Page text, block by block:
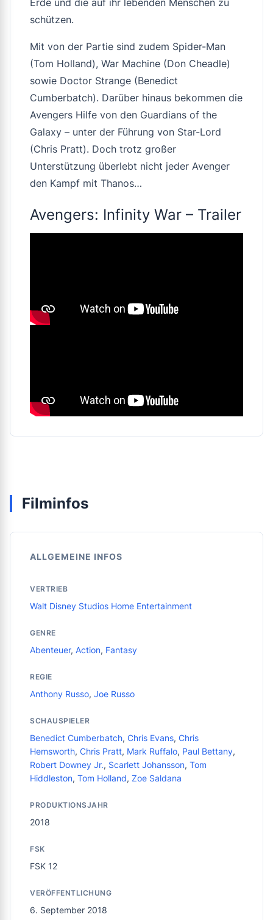
Erde und die auf ihr lebenden Menschen zu
schützen.
Mit von der Partie sind zudem Spider-Man
(Tom Holland), War Machine (Don Cheadle)
sowie Doctor Strange (Benedict
Cumberbatch). Darüber hinaus bekommen die
Avengers Hilfe von den Guardians of the
Galaxy – unter der Führung von Star-Lord
(Chris Pratt). Doch trotz großer
Unterstützung überlebt nicht jeder Avenger
den Kampf mit Thanos…
Avengers: Infinity War – Trailer
Filminfos
ALLGEMEINE INFOS
VERTRIEB
Walt Disney Studios Home Entertainment
GENRE
Abenteuer, Action, Fantasy
REGIE
Anthony Russo, Joe Russo
SCHAUSPIELER
Benedict Cumberbatch, Chris Evans, Chris
Hemsworth, Chris Pratt, Mark Ruffalo, Paul Bettany,
Robert Downey Jr., Scarlett Johansson, Tom
Hiddleston, Tom Holland, Zoe Saldana
PRODUKTIONSJAHR
2018
FSK
FSK 12
VERÖFFENTLICHUNG
6. September 2018